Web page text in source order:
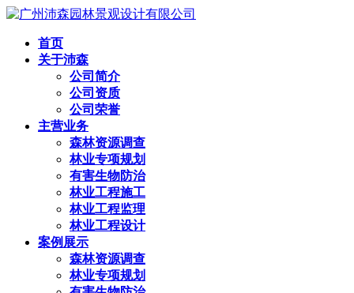
首页
关于沛森
公司简介
公司资质
公司荣誉
主营业务
森林资源调查
林业专项规划
有害生物防治
林业工程施工
林业工程监理
林业工程设计
案例展示
森林资源调查
林业专项规划